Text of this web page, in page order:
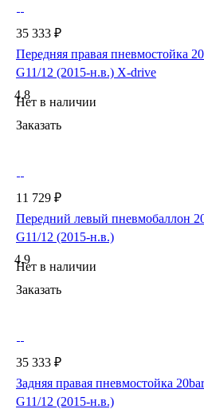
35 333 ₽
Передняя правая пневмостойка
G11/12 (2015-н.в.) X-drive
4.8
Нет в наличии
Заказать
11 729 ₽
Передний левый пневмобаллон
G11/12 (2015-н.в.)
4.9
Нет в наличии
Заказать
35 333 ₽
Задняя правая пневмостойка
G11/12 (2015-н.в.)